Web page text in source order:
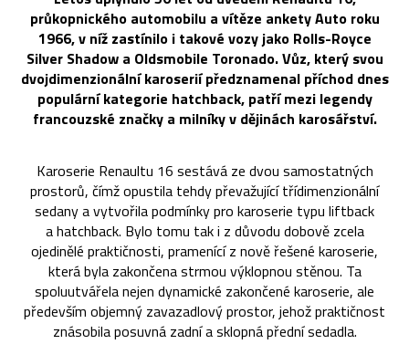
průkopnického automobilu a vítěze ankety Auto roku
1966, v níž zastínilo i takové vozy jako Rolls-Royce
Silver Shadow a Oldsmobile Toronado. Vůz, který svou
dvojdimenzionální karoserií předznamenal příchod dnes
populární kategorie hatchback, patří mezi legendy
francouzské značky a milníky v dějinách karosářství.
Karoserie Renaultu 16 sestává ze dvou samostatných
prostorů, čímž opustila tehdy převažující třídimenzionální
sedany a vytvořila podmínky pro karoserie typu liftback
a hatchback. Bylo tomu tak i z důvodu dobově zcela
ojedinělé praktičnosti, pramenící z nově řešené karoserie,
která byla zakončena strmou výklopnou stěnou. Ta
spoluutvářela nejen dynamické zakončené karoserie, ale
především objemný zavazadlový prostor, jehož praktičnost
znásobila posuvná zadní a sklopná přední sedadla.